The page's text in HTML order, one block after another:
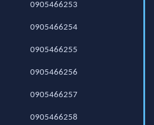
0905466253
0905466254
0905466255
0905466256
0905466257
0905466258